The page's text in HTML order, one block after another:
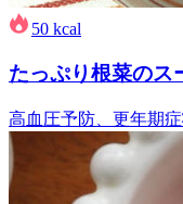
50 kcal
たっぷり根菜のス
高血圧予防、更年期